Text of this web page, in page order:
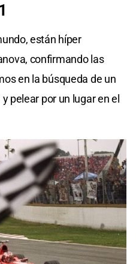
están híper
confirmando las
en la búsqueda de un
y pelear por un lugar en el